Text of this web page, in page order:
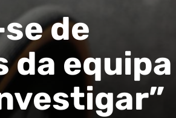
de
da equipa